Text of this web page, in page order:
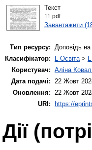
Текст
11.pdf
Завантажити
Тип ресурсу: Доповідь на
Класифікатор:
L Освіта>
Користувач: Аліна
Дата подачі: 22 Жовт
Оновлення: 22 Жовт
URI:
https://
Дії